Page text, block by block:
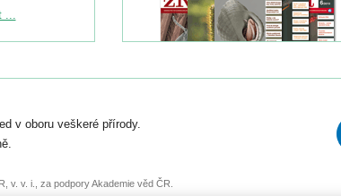
září.
nebo
...
v oboru veškeré přírody.
v. v. i., za podpory Akademie věd ČR.